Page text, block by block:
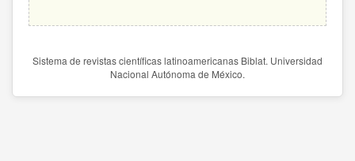
Sistema de revistas científicas latinoamericanas Biblat. Universidad
Nacional Autónoma de México.